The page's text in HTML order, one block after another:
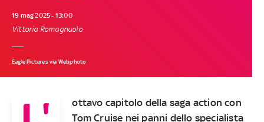
19 mag 2025 - 13:00
Vittoria Romagnuolo
Eagle Pictures via Webphoto
ottavo capitolo della saga action con
Tom Cruise nei panni dello specialista